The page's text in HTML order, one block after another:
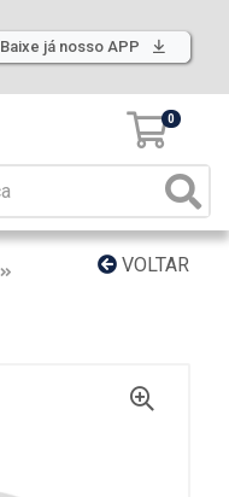
Baixe já nosso APP
0
VOLTAR